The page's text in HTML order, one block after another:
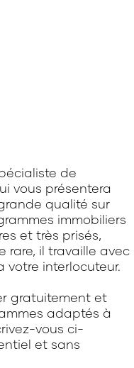
de
vous présentera
qualité sur
immobiliers
et très prisés,
rare, il travaille avec
votre interlocuteur.
gratuitement et
adaptés à
vous ci-
et sans